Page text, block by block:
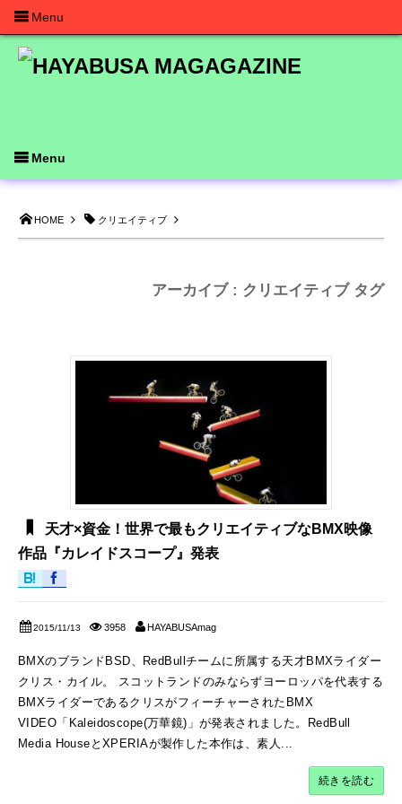
HOME クリエイティブ
アーカイブ : クリエイティブ タグ
天才×資金！世界で最もクリエイティブなBMX映像
作品『カレイドスコープ』発表
2015/11/13 3958 HAYABUSAmag
BMXのブランドBSD、RedBullチームに所属する天才BMXライダー
クリス・カイル。 スコットランドのみならずヨーロッパを代表する
BMXライダーであるクリスがフィーチャーされたBMX
VIDEO「Kaleidoscope(万華鏡)」が発表されました。RedBull
Media HouseとXPERIAが製作した本作は、素人...
続きを読む
Menu
Menu